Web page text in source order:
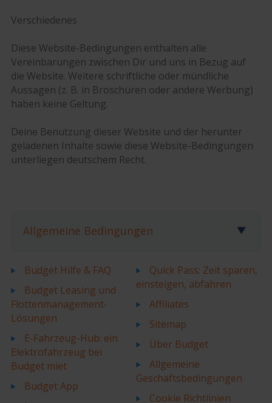
Verschiedenes
Diese Website-Bedingungen enthalten alle
Vereinbarungen zwischen Dir und uns in Bezug auf
die Website. Weitere schriftliche oder mündliche
Aussagen (z. B. in Broschüren oder andere Werbung)
haben keine Geltung.
Deine Benutzung dieser Website und der herunter
geladenen Inhalte sowie diese Website-Bedingungen
unterliegen deutschem Recht.
Allgemeine Bedingungen
Budget Hilfe & FAQ
Budget Leasing und
Flottenmanagement-
Lösungen
E-Fahrzeug-Hub: ein
Elektrofahrzeug bei
Budget miet
Budget App
Quick Pass: Zeit sparen,
einsteigen, abfahren
Affiliates
Sitemap
Über Budget
Allgemeine
Geschäftsbedingungen
Cookie Richtlinien